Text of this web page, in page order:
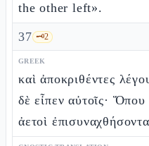
the other left».
37 🗝️2
GREEK
καὶ ἀποκριθέντες
δὲ εἶπεν αὐτοῖς·
ἀετοὶ